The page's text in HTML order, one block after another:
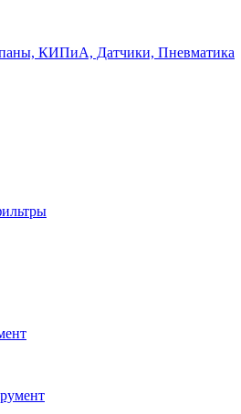
КИПиА, Датчики, Пневматика